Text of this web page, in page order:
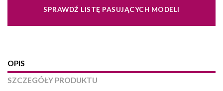
SPRAWDŹ LISTĘ PASUJĄCYCH MODELI
OPIS
SZCZEGÓŁY PRODUKTU